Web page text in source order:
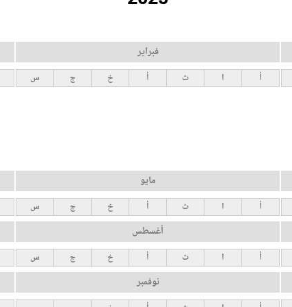
فبراير
أ ا ث أ خ ج س
مايو
أ ا ث أ خ ج س
أغسطس
أ ا ث أ خ ج س
نوفمبر